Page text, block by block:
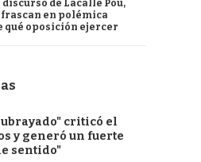
de Lacalle Pou,
en polémica
qué oposición ejercer
criticó el
y generó un fuerte
sentido"